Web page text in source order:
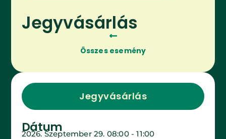
Jegyvásárlás
Összes esemény
Jegyvásárlás
Dátum
2026. Szeptember 29. 08:00 -11:00